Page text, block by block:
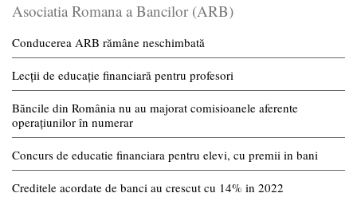
Asociatia Romana a Bancilor (ARB)
Conducerea ARB rămâne neschimbată
Lecții de educație financiară pentru profesori
Băncile din România nu au majorat comisioanele aferente
operațiunilor în numerar
Concurs de educatie financiara pentru elevi, cu premii in bani
Creditele acordate de banci au crescut cu 14% in 2022